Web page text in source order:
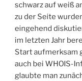
schwarz auf weiß
zu der Seite
eingehend
im letzten Jahr
Start aufmerksam
auch bei WHOIS-
glaubte man